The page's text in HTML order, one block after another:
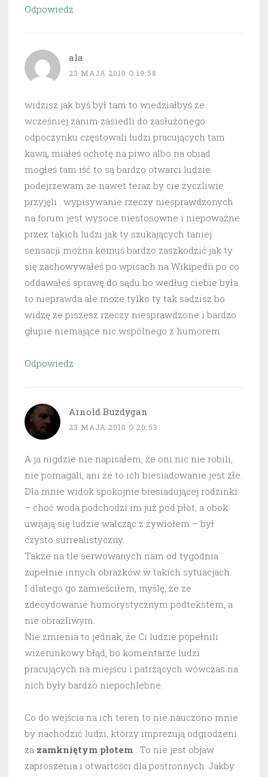
Odpowiedz
ala
23 MAJA 2010 O 19:58
widzisz jak byś był tam to wiedziałbyś ze
wcześniej zanim zasiedli do zasłużonego
odpoczynku częstowali ludzi pracujących tam
kawą, miałeś ochotę na piwo albo na obiad
mogłeś tam iść to są bardzo otwarci ludzie
podejrzewam ze nawet teraz by cie życzliwie
przyjęli . wypisywanie rzeczy niesprawdzonych
na forum jest wysoce niestosowne i niepoważne
przez takich ludzi jak ty szukających taniej
sensacji można komuś bardzo zaszkodzić jak ty
się zachowywałeś po wpisach na Wikipedii po co
oddawałeś sprawę do sądu bo według ciebie była
to nieprawda ale może tylko ty tak sadzisz bo
widzę ze piszesz rzeczy niesprawdzone i bardzo
głupie niemające nic wspólnego z humorem
Odpowiedz
Arnold Buzdygan
23 MAJA 2010 O 20:53
A ja nigdzie nie napisałem, że oni nic nie robili,
nie pomagali, ani że to ich biesiadowanie jest złe.
Dla mnie widok spokojnie biesiadującej rodzinki
– choć woda podchodzi im już pod płot, a obok
uwijają się ludzie walcząc z żywiołem – był
czysto surrealistyczny.
Także na tle serwowanych nam od tygodnia
zupełnie innych obrazków w takich sytuacjach.
I dlatego go zamieściłem, myślę, że ze
zdecydowanie humorystycznym podtekstem, a
nie obraźliwym.
Nie zmienia to jednak, że Ci ludzie popełnili
wizerunkowy błąd, bo komentarze ludzi
pracujących na miejscu i patrzących wówczas na
nich były bardzo niepochlebne.
Co do wejścia na ich teren to nie nauczono mnie
by nachodzić ludzi, którzy imprezują odgrodzeni
za zamkniętym płotem . To nie jest objaw
zaproszenia i otwartości dla postronnych. Jakby